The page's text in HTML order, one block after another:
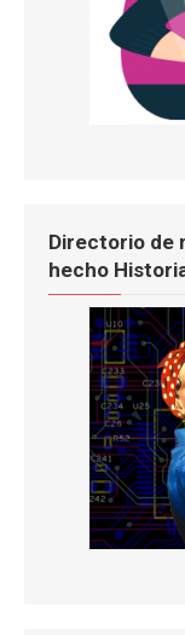
Directorio de
hecho